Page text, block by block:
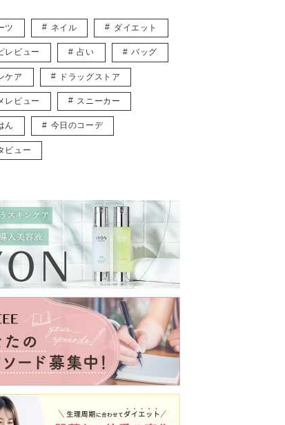
ツ ネイル ダイエット
レビュー 占い バッグ
ケア ドラッグストア
レビュー スニーカー
ん 今日のコーデ
ビュー